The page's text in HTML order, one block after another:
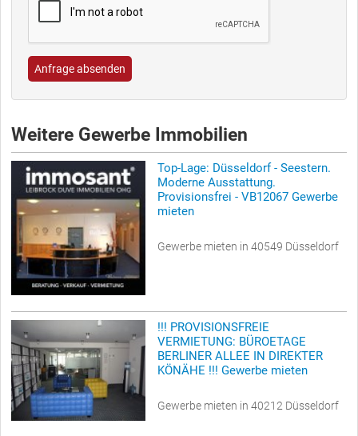
Anfrage absenden
Weitere Gewerbe Immobilien
Top-Lage: Düsseldorf - Seestern.
Moderne Ausstattung.
Provisionsfrei - VB12067 Gewerbe
mieten
Gewerbe mieten in 40549 Düsseldorf
!!! PROVISIONSFREIE
VERMIETUNG: BÜROETAGE
BERLINER ALLEE IN DIREKTER
KÖNÄHE !!! Gewerbe mieten
Gewerbe mieten in 40212 Düsseldorf